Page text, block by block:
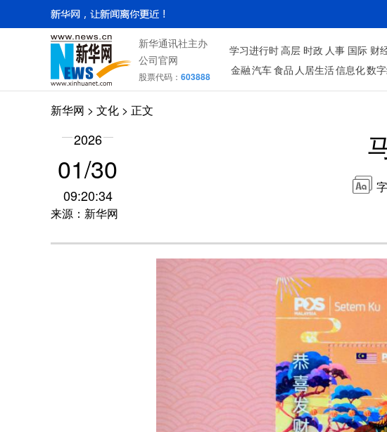
新华通讯社主办
公司官网
股票代码： 603888
学习进行时 高层 时政 人事 国际 财
金融 汽车 食品 人居生活信息化数
新华网 > 文化 > 正文
2026
01/30
09:20:34
来源：新华网